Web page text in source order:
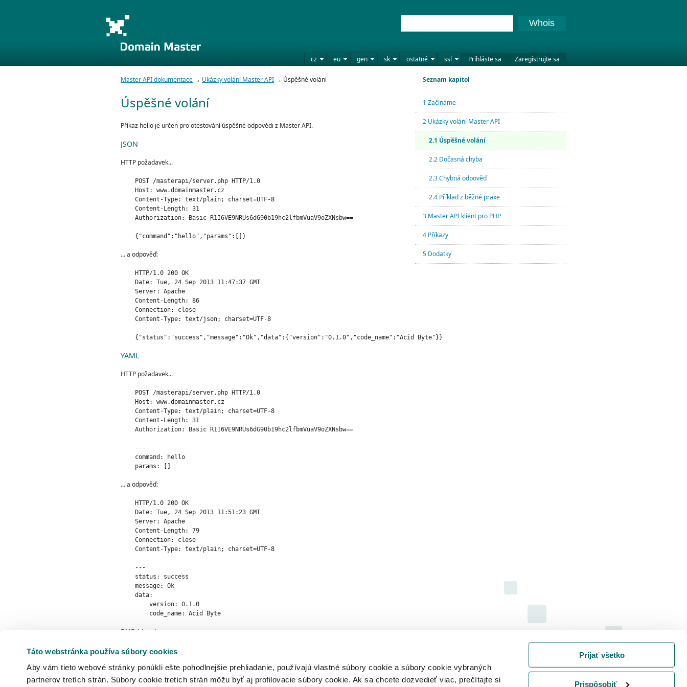
Táto webstránka používa súbory cookies
Aby vám tieto webové stránky ponúkli ešte pohodlnejšie prehliadanie, používajú vlastné súbory cookie a súbory cookie vybraných
partnerov tretích strán. Súbory cookie tretích strán môžu byť aj profilovacie súbory cookie. Ak sa chcete dozvedieť viac, prečítajte si
Prijať všetko
Prispôsobiť
cz eu gen sk ostatné ssl Prihláste sa Zaregistrujte sa
Whois
Seznam kapitol
1 Začínáme
2 Ukázky volání Master API
2.1 Úspěšné volání
2.2 Dočasná chyba
2.3 Chybná odpověď
2.4 Příklad z běžné praxe
3 Master API klient pro PHP
4 Příkazy
5 Dodatky
Master API dokumentace → Ukázky volání Master API → Úspěšné volání
Úspěšné volání
Příkaz hello je určen pro otestování úspěšné odpovědi z Master API.
JSON
HTTP požadavek...
    POST /masterapi/server.php HTTP/1.0
    Host: www.domainmaster.cz
    Content-Type: text/plain; charset=UTF-8
    Content-Length: 31
    Authorization: Basic R1I6VE9NRUs6dG90b19hc2lfbmVuaV9oZXNsbw==
... a odpověď:
    HTTP/1.0 200 OK
    Date: Tue, 24 Sep 2013 11:47:37 GMT
    Server: Apache
    Content-Length: 86
    Connection: close
    Content-Type: text/json; charset=UTF-8
YAML
HTTP požadavek...
    POST /masterapi/server.php HTTP/1.0
    Host: www.domainmaster.cz
    Content-Type: text/plain; charset=UTF-8
    Content-Length: 31
    Authorization: Basic R1I6VE9NRUs6dG90b19hc2lfbmVuaV9oZXNsbw==
    ---
    command: hello
... a odpověď:
    HTTP/1.0 200 OK
    Date: Tue, 24 Sep 2013 11:51:23 GMT
    Server: Apache
    Content-Length: 79
    Connection: close
    Content-Type: text/plain; charset=UTF-8
    ---
    status: success
    message: Ok
    data:
        version: 0.1.0
PHP klient
    <?php
    $result->isSuccess(); // true
    $result->isTemporaryError(); // false